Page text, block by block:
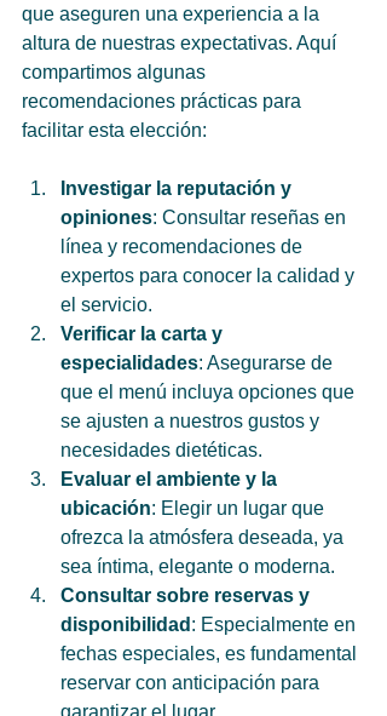
que aseguren una experiencia a la
altura de nuestras expectativas. Aquí
compartimos algunas
recomendaciones prácticas para
facilitar esta elección:
Investigar la reputación y
opiniones: Consultar reseñas en
línea y recomendaciones de
expertos para conocer la calidad y
el servicio.
Verificar la carta y
especialidades: Asegurarse de
que el menú incluya opciones que
se ajusten a nuestros gustos y
necesidades dietéticas.
Evaluar el ambiente y la
ubicación: Elegir un lugar que
ofrezca la atmósfera deseada, ya
sea íntima, elegante o moderna.
Consultar sobre reservas y
disponibilidad : Especialmente en
fechas especiales, es fundamental
reservar con anticipación para
garantizar el lugar.